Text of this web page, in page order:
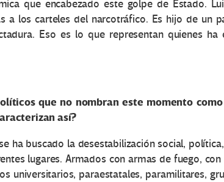
que encabezado este golpe de Estado.
a los carteles del narcotráfico. Es hijo de un
Eso es lo que representan quienes ha
que no nombran este momento
así?
ha buscado la desestabilización social,
lugares. Armados con armas de fuego, con
universitarios, paraestatales, paramilitares,